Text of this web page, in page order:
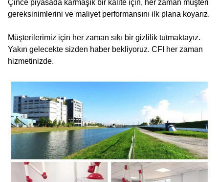
Çince piyasada karmaşık bir kalite için, her zaman müşteri
gereksinimlerini ve maliyet performansını ilk plana koyarız.
Müşterilerimiz için her zaman sıkı bir gizlilik tutmaktayız.
Yakın gelecekte sizden haber bekliyoruz. CFI her zaman
hizmetinizde.